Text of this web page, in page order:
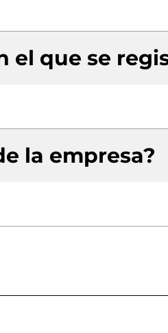
el que se
la empresa?